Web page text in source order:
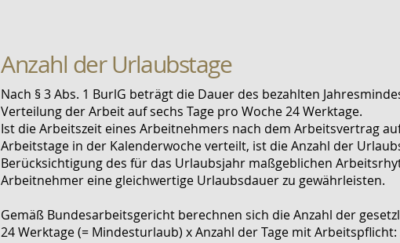
Anzahl der Urlaubstage
Nach § 3 Abs. 1 BurlG beträgt die Dauer des bezahlten
Verteilung der Arbeit auf sechs Tage pro Woche 24 Werktage.
Ist die Arbeitszeit eines Arbeitnehmers nach dem Arbeitsvertrag
Arbeitstage in der Kalenderwoche verteilt, ist die Anzahl der
Berücksichtigung des für das Urlaubsjahr maßgeblichen
Arbeitnehmer eine gleichwertige Urlaubsdauer zu gewährleisten.
Gemäß Bundesarbeitsgericht berechnen sich die Anzahl der
24 Werktage (= Mindesturlaub) x Anzahl der Tage mit